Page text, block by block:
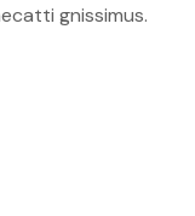
gnissimus.